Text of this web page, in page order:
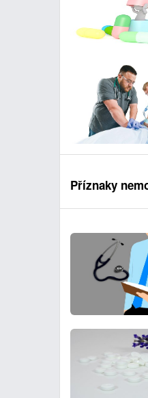
Příznaky